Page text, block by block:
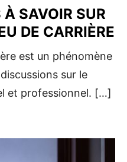
SAVOIR SUR
DE CARRIÈRE
est un phénomène
sur le
et professionnel. […]